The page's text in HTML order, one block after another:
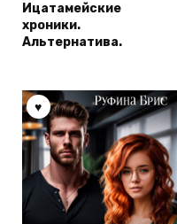
Ицатамейские
хроники.
Альтернатива.